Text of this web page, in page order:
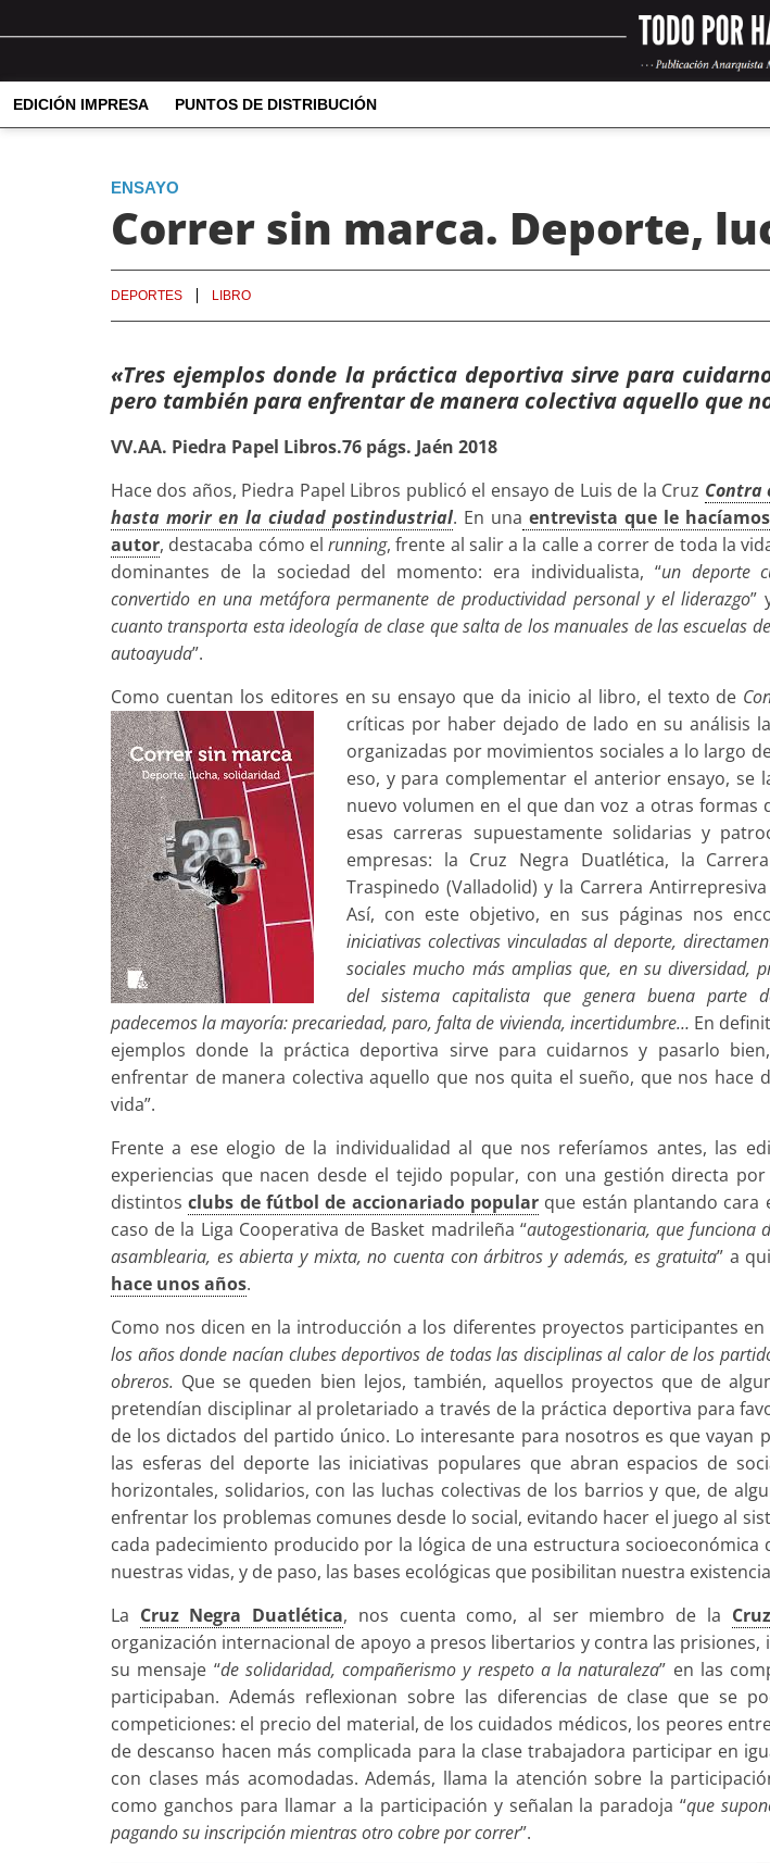
EDICIÓN IMPRESA PUNTOS DE DISTRIBUCIÓN
ENSAYO
Correr sin marca. Deporte,
DEPORTES LIBRO
«Tres ejemplos donde la práctica deportiva sirve para
pero también para enfrentar de manera colectiva aquello que
VV.AA. Piedra Papel Libros.76 págs. Jaén 2018
Hace dos años, Piedra Papel Libros publicó el ensayo de Luis de la Cruz Contra
hasta morir en la ciudad postindustrial. En una entrevista que le
autor, destacaba cómo elrunning, frente al salir a la calle a correr de toda la
dominantes de la sociedad del momento: era individualista, “un deporte
convertido en una metáfora permanente de productividad personal y el liderazgo”
cuanto transporta esta ideología de clase que salta de los manuales de las escuelas
autoayuda”.
Como cuentan los editores en su ensayo que da inicio al libro, el texto de
críticas por haber dejado de lado en su análisis
organizadas por movimientos sociales a lo largo
eso, y para complementar el anterior ensayo, se
nuevo volumen en el que dan voz a otras formas
esas carreras supuestamente solidarias y
empresas: la Cruz Negra Duatlética, la
Traspinedo (Valladolid) y la Carrera
Así, con este objetivo, en sus páginas nos
iniciativas colectivas vinculadas al deporte,
sociales mucho más amplias que, en su diversidad,
del sistema capitalista que genera buena parte
padecemos la mayoría: precariedad, paro, falta de vivienda, incertidumbre… En
ejemplos donde la práctica deportiva sirve para cuidarnos y pasarlo
enfrentar de manera colectiva aquello que nos quita el sueño, que nos hace
vida”.
Frente a ese elogio de la individualidad al que nos referíamos antes, las
experiencias que nacen desde el tejido popular, con una gestión directa
distintosclubs de fútbol de accionariado popular que están plantando cara
caso de la Liga Cooperativa de Basket madrileña “autogestionaria, que funciona
asamblearia, es abierta y mixta, no cuenta con árbitros y además, es gratuita” a
hace unos años.
Como nos dicen en la introducción a los diferentes proyectos participantes en
los años donde nacían clubes deportivos de todas las disciplinas al calor de los
obreros. Que se queden bien lejos, también, aquellos proyectos que de
pretendían disciplinar al proletariado a través de la práctica deportiva para
de los dictados del partido único. Lo interesante para nosotros es que vayan
las esferas del deporte las iniciativas populares que abran espacios de
horizontales, solidarios, con las luchas colectivas de los barrios y que, de
enfrentar los problemas comunes desde lo social, evitando hacer el juego al
cada padecimiento producido por la lógica de una estructura socioeconómica
nuestras vidas, y de paso, las bases ecológicas que posibilitan nuestra
La Cruz Negra Duatlética, nos cuenta como, al ser miembro de la
organización internacional de apoyo a presos libertarios y contra las prisiones,
su mensaje “de solidaridad, compañerismo y respeto a la naturaleza” en las
participaban. Además reflexionan sobre las diferencias de clase que se
competiciones: el precio del material, de los cuidados médicos, los peores
de descanso hacen más complicada para la clase trabajadora participar en
con clases más acomodadas. Además, llama la atención sobre la
como ganchos para llamar a la participación y señalan la paradoja “que
pagando su inscripción mientras otro cobre por correr”.